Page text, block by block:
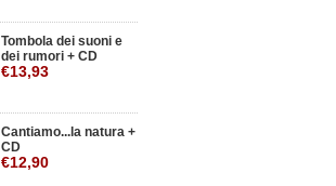
Tombola dei suoni e
dei rumori + CD
€13,93
Cantiamo...la natura +
CD
€12,90